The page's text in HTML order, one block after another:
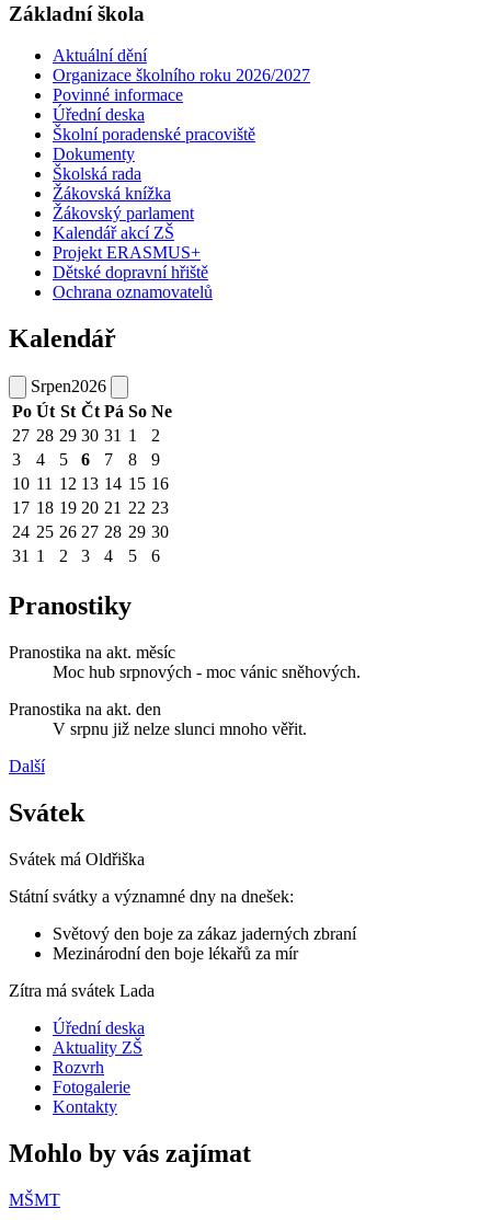
Základní škola
Aktuální dění
Organizace školního roku 2026/2027
Povinné informace
Úřední deska
Školní poradenské pracoviště
Dokumenty
Školská rada
Žákovská knížka
Žákovský parlament
Kalendář akcí ZŠ
Projekt ERASMUS+
Dětské dopravní hřiště
Ochrana oznamovatelů
Kalendář
Srpen2026
Po Út St Čt Pá So Ne
27 28 29 30 31 1
2
3
4 5 6 7 8
9
10 11 12 13 14 15 16
17 18 19 20 21 22 23
24 25 26 27 28 29 30
31 1 2 3 4 5 6
Pranostiky
Pranostika na akt. měsíc
Moc hub srpnových - moc vánic sněhových.
Pranostika na akt. den
V srpnu již nelze slunci mnoho věřit.
Další
Svátek
Svátek má Oldřiška
Státní svátky a významné dny na dnešek:
Světový den boje za zákaz jaderných zbraní
Mezinárodní den boje lékařů za mír
Zítra má svátek Lada
Úřední deska
Aktuality ZŠ
Rozvrh
Fotogalerie
Kontakty
Mohlo by vás zajímat
MŠMT